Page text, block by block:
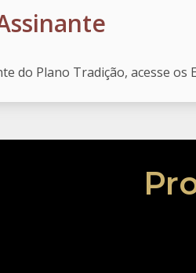
do Plano Tradição, acesse os